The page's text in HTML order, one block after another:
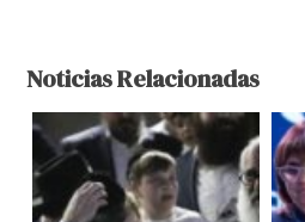
Noticias Relacionadas